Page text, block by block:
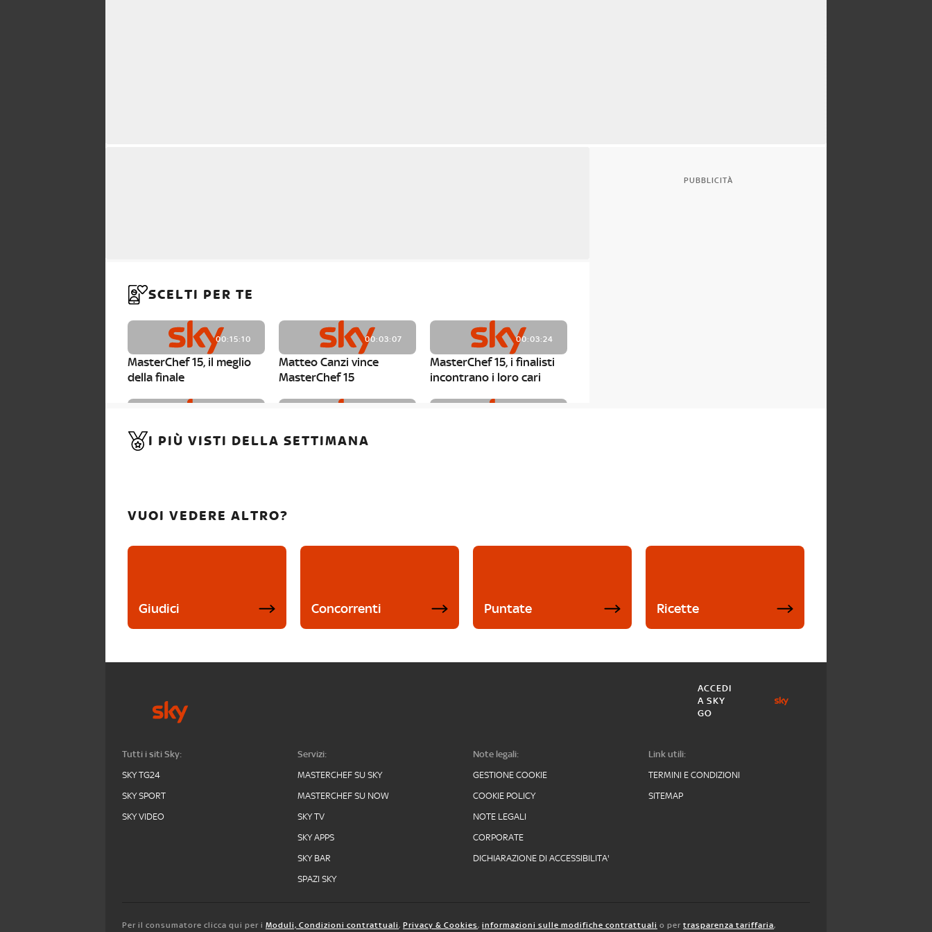
SCELTI PER TE
00:15:10
MasterChef 15, il meglio
della finale
00:03:07
Matteo Canzi vince
MasterChef 15
00:03:24
MasterChef 15, i finalisti
incontrano i loro cari
MasterChef 15, Carlotta è
MasterChef 15, Matteo
PUBBLICITÀ
I PIÙ VISTI DELLA SETTIMANA
VUOI VEDERE ALTRO?
Giudici Concorrenti Puntate Ricette
ACCEDI
A SKY
GO
Tutti i siti Sky:
SKY TG24
SKY SPORT
SKY VIDEO
Servizi:
MASTERCHEF SU SKY
MASTERCHEF SU NOW
SKY TV
SKY APPS
SKY BAR
SPAZI SKY
Note legali:
GESTIONE COOKIE
COOKIE POLICY
NOTE LEGALI
CORPORATE
DICHIARAZIONE DI ACCESSIBILITA'
Link utili:
TERMINI E CONDIZIONI
SITEMAP
Per il consumatore clicca qui per i Moduli, Condizioni contrattuali, Privacy & Cookies, informazioni sulle modifiche contrattuali o per trasparenza tariffaria,